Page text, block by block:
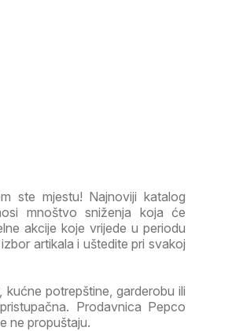
ste mjestu! Najnoviji katalog
mnoštvo sniženja koja će
akcije koje vrijede u periodu
artikala i uštedite pri svakoj
potrepštine, garderobu ili
Prodavnica Pepco
ne propuštaju.